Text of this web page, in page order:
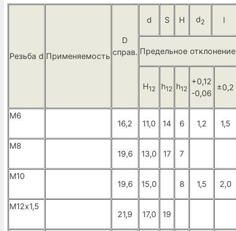
Резьба d Применяемость
D
справ.
d S H d2 l
Предельное отклонение
H12 h12 h12
+0,12
-0,06
±0,2
М6
16,2
11,0 14 6 1,2 1,5
М8
19,6
13,0 17 7
М10
19,6
15,0 8 1,5 2,0
М12х1,5
21,9
17,0 19